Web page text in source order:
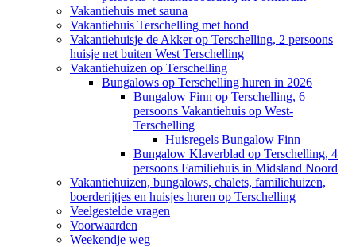
Vakantiehuis met sauna
Vakantiehuis Terschelling met hond
Vakantiehuisje de Akker op Terschelling, 2 persoons
huisje net buiten West Terschelling
Vakantiehuizen op Terschelling
Bungalows op Terschelling huren in 2026
Bungalow Finn op Terschelling, 6
persoons Vakantiehuis op West-
Terschelling
Huisregels Bungalow Finn
Bungalow Klaverblad op Terschelling, 4
persoons Familiehuis in Midsland Noord
Vakantiehuizen, bungalows, chalets, familiehuizen,
boerderijtjes en huisjes huren op Terschelling
Veelgestelde vragen
Voorwaarden
Weekendje weg